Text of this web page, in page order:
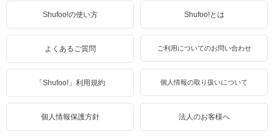
Shufoo!の使い方 Shufoo!とは
よくあるご質問 ご利用についてのお問い合わせ
「Shufoo!」利用規約 個人情報の取り扱いについて
個人情報保護方針 法人のお客様へ